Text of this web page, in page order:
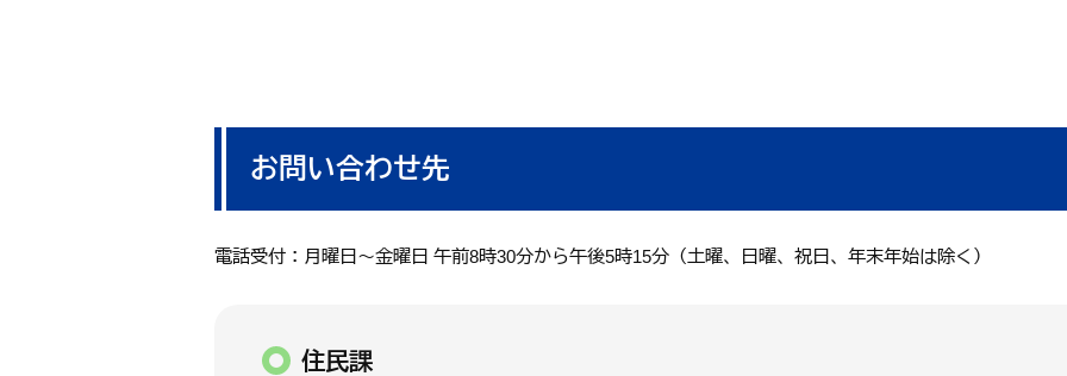
お問い合わせ先
電話受付：月曜日～金曜日 午前8時30分から午後5時15分（土曜、日曜、祝日、年末年始は除く）
住民課